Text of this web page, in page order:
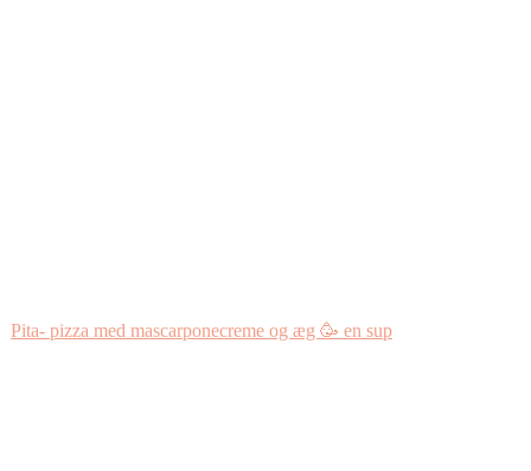
Pita- pizza med mascarponecreme og æg 🥳 en sup